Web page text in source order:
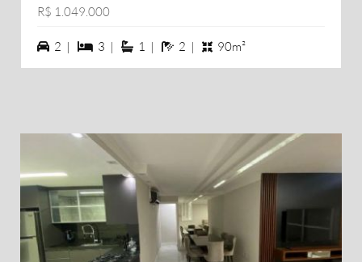
R$ 1.049.000
2 vagas na garagem
2 | 3 dormiórios
3 | 1 suítes
1 | 2 banheiros
2 | 90m²